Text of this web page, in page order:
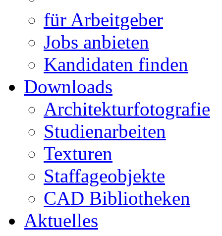
für Arbeitgeber
Jobs anbieten
Kandidaten finden
Downloads
Architekturfotografie
Studienarbeiten
Texturen
Staffageobjekte
CAD Bibliotheken
Aktuelles